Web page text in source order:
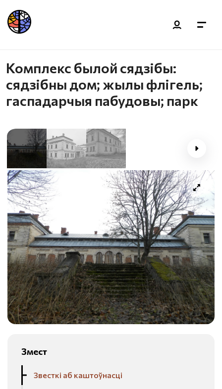
Комплекс былой сядзібы:
сядзібны дом; жылы флігель;
гаспадарчыя пабудовы; парк
Змест
Звесткі аб каштоўнасці